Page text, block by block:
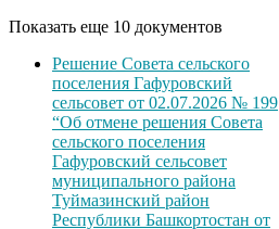
Показать еще 10 документов
Решение Совета сельского
поселения Гафуровский
сельсовет от 02.07.2026 № 199
“Об отмене решения Совета
сельского поселения
Гафуровский сельсовет
муниципального района
Туймазинский район
Республики Башкортостан от